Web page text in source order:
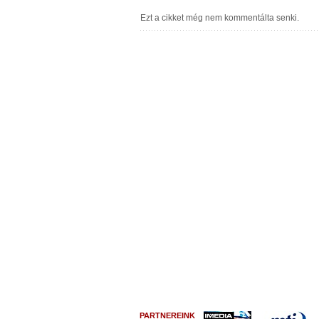
PARTNEREINK